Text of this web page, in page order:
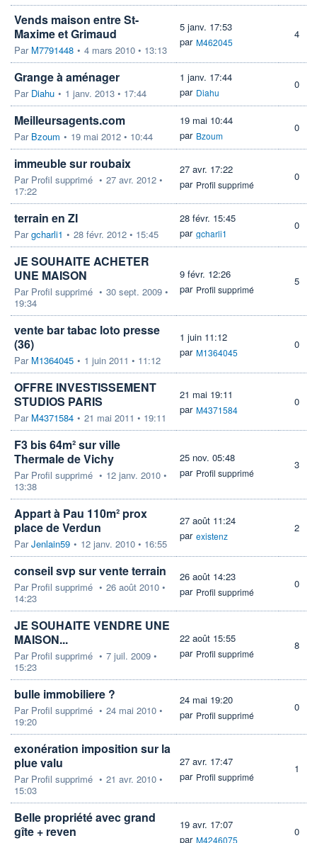
Vends maison entre St-
Maxime et Grimaud
Par M7791448 • 4 mars 2010 • 13:13
5 janv. 17:53
par M462045
4
Grange à aménager
Par Diahu • 1 janv. 2013 • 17:44
1 janv. 17:44
par Diahu
0
Meilleursagents.com
Par Bzoum • 19 mai 2012 • 10:44
19 mai 10:44
par Bzoum
0
immeuble sur roubaix
Par Profil supprimé • 27 avr. 2012 •
17:22
27 avr. 17:22
par Profil supprimé
0
terrain en ZI
Pargcharli1 • 28 févr. 2012 • 15:45
28 févr. 15:45
par gcharli1
0
JE SOUHAITE ACHETER
UNE MAISON
Par Profil supprimé • 30 sept. 2009 •
19:34
9 févr. 12:26
par Profil supprimé
5
vente bar tabac loto presse
(36)
Par M1364045 • 1 juin 2011 • 11:12
1 juin 11:12
par M1364045
0
OFFRE INVESTISSEMENT
STUDIOS PARIS
Par M4371584 • 21 mai 2011 • 19:11
21 mai 19:11
par M4371584
0
F3 bis 64m² sur ville
Thermale de Vichy
Par Profil supprimé • 12 janv. 2010 •
13:38
25 nov. 05:48
par Profil supprimé
3
Appart à Pau 110m² prox
place de Verdun
ParJenlain59 • 12 janv. 2010 • 16:55
27 août 11:24
par existenz
2
conseil svp sur vente terrain
Par Profil supprimé • 26 août 2010 •
14:23
26 août 14:23
par Profil supprimé
0
JE SOUHAITE VENDRE UNE
MAISON...
Par Profil supprimé • 7 juil. 2009 •
15:23
22 août 15:55
par Profil supprimé
8
bulle immobiliere ?
Par Profil supprimé • 24 mai 2010 •
19:20
24 mai 19:20
par Profil supprimé
0
exonération imposition sur la
plue valu
Par Profil supprimé • 21 avr. 2010 •
15:03
27 avr. 17:47
par Profil supprimé
1
Belle propriété avec grand
gîte + reven
19 avr. 17:07
par M4246075
0